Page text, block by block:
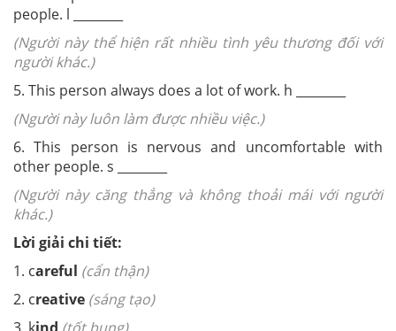
people. l ________
(Người này thể hiện rất nhiều tình yêu thương đối với
người khác.)
5. This person always does a lot of work. h ________
(Người này luôn làm được nhiều việc.)
6. This person is nervous and uncomfortable with
other people. s ________
(Người này căng thẳng và không thoải mái với người
khác.)
Lời giải chi tiết:
1. careful (cẩn thận)
2. creative (sáng tạo)